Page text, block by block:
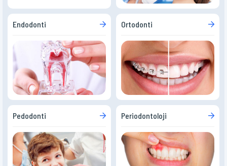
Endodonti Ortodonti
Pedodonti Periodontoloji